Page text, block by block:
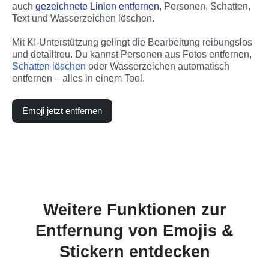
auch gezeichnete Linien entfernen, Personen, Schatten,
Text und Wasserzeichen löschen.
Mit KI-Unterstützung gelingt die Bearbeitung reibungslos
Schatten löschen oder Wasserzeichen automatisch
entfernen – alles in einem Tool.
Emoji jetzt entfernen
Weitere Funktionen zur
Entfernung von Emojis &
Stickern entdecken